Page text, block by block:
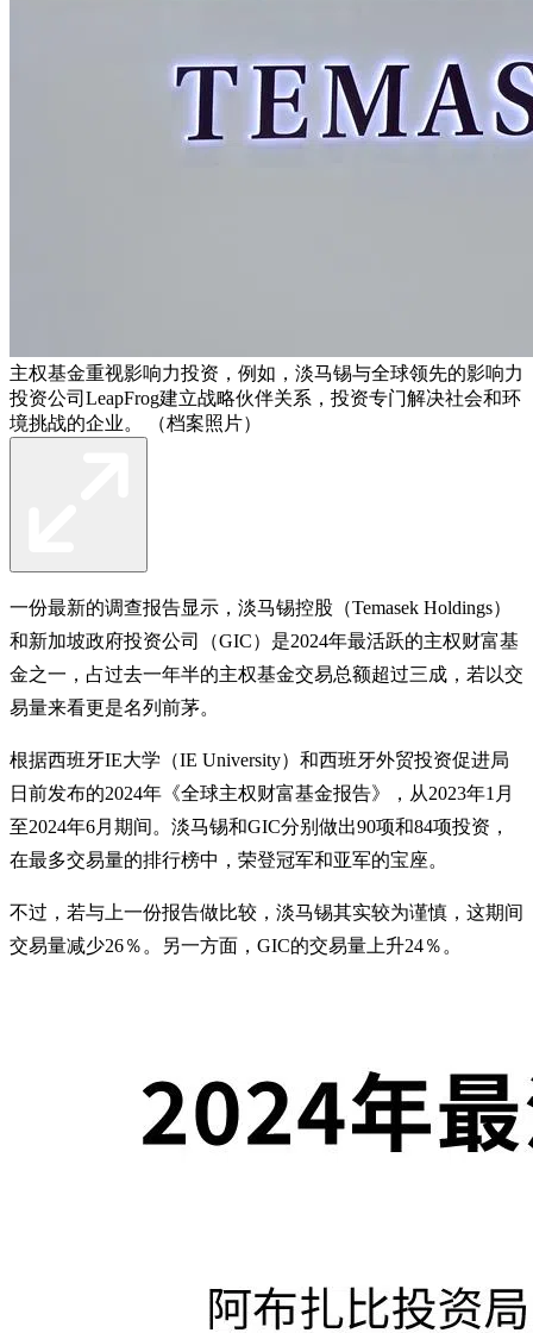
主权基金重视影响力投资，例如，淡马锡与全球领先的影响力
投资公司LeapFrog建立战略伙伴关系，投资专门解决社会和环
境挑战的企业。 （档案照片）
一份最新的调查报告显示，淡马锡控股（Temasek Holdings）
和新加坡政府投资公司（GIC）是2024年最活跃的主权财富基
金之一，占过去一年半的主权基金交易总额超过三成，若以交
易量来看更是名列前茅。
根据西班牙IE大学（IE University）和西班牙外贸投资促进局
日前发布的2024年《全球主权财富基金报告》，从2023年1月
至2024年6月期间。淡马锡和GIC分别做出90项和84项投资，
在最多交易量的排行榜中，荣登冠军和亚军的宝座。
不过，若与上一份报告做比较，淡马锡其实较为谨慎，这期间
交易量减少26％。另一方面，GIC的交易量上升24％。